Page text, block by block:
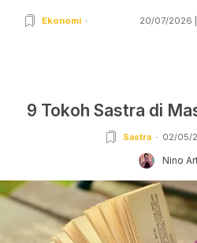
Ekonomi 20/07/2026 |
9 Tokoh Sastra di
Sastra 02/05/
Nino